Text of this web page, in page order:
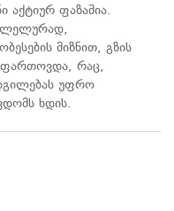
აქტიურ ფაზაშია.
მიზნით, გზის
რაც,
უფრო
ხდის.